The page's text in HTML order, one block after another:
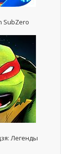
SubZero
Легенды